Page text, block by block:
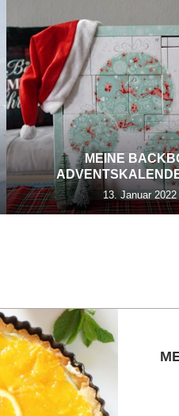
MEINE
13. Januar 2022